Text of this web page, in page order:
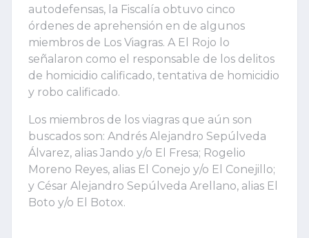
autodefensas, la Fiscalía obtuvo cinco
órdenes de aprehensión en de algunos
miembros de Los Viagras. A El Rojo lo
señalaron como el responsable de los delitos
de homicidio calificado, tentativa de homicidio
y robo calificado.
Los miembros de los viagras que aún son
buscados son: Andrés Alejandro Sepúlveda
Álvarez, alias Jando y/o El Fresa; Rogelio
Moreno Reyes, alias El Conejo y/o El Conejillo;
y César Alejandro Sepúlveda Arellano, alias El
Boto y/o El Botox.